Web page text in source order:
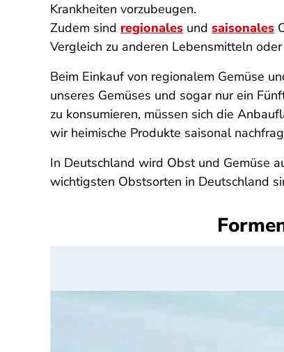
Krankheiten vorzubeugen.
Zudem sind regionales und saisonales
Vergleich zu anderen Lebensmitteln
Beim Einkauf von regionalem Gemüse
unseres Gemüses und sogar nur ein
zu konsumieren, müssen sich die
wir heimische Produkte saisonal
In Deutschland wird Obst und Gemüse
wichtigsten Obstsorten in Deutschland